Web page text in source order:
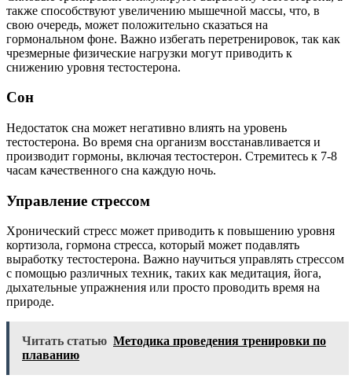
также способствуют увеличению мышечной массы, что, в
свою очередь, может положительно сказаться на
гормональном фоне. Важно избегать перетренировок, так как
чрезмерные физические нагрузки могут приводить к
снижению уровня тестостерона.
Сон
Недостаток сна может негативно влиять на уровень
тестостерона. Во время сна организм восстанавливается и
производит гормоны, включая тестостерон. Стремитесь к 7-8
часам качественного сна каждую ночь.
Управление стрессом
Хронический стресс может приводить к повышению уровня
кортизола, гормона стресса, который может подавлять
выработку тестостерона. Важно научиться управлять стрессом
с помощью различных техник, таких как медитация, йога,
дыхательные упражнения или просто проводить время на
природе.
Читать статью Методика проведения тренировки по
плаванию